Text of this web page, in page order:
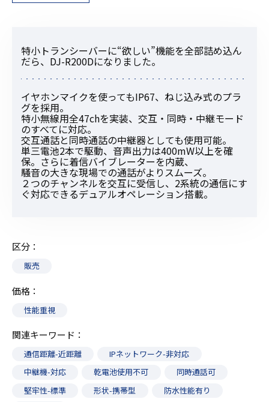
特小トランシーバーに“欲しい”機能を全部詰め込ん
だら、DJ-R200Dになりました。
イヤホンマイクを使ってもIP67、ねじ込み式のプラ
グを採用。
特小無線用全47chを実装、交互・同時・中継モード
のすべてに対応。
交互通話と同時通話の中継器としても使用可能。
単三電池2本で駆動、音声出力は400mW以上を確
保。さらに着信バイブレーターを内蔵、
騒音の大きな現場での通話がよりスムーズ。
２つのチャンネルを交互に受信し、2系統の通信にす
ぐ対応できるデュアルオペレーション搭載。
区分
販売
価格
性能重視
関連キーワード
通信距離-近距離
IPネットワーク-非対応
中継機-対応
乾電池使用不可
同時通話可
堅牢性-標準
形状-携帯型
防水性能有り